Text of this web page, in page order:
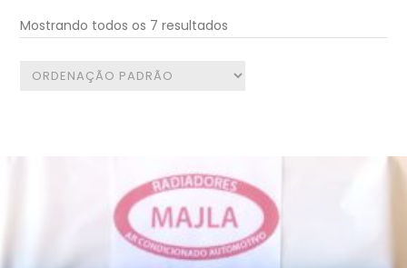
Mostrando todos os 7 resultados